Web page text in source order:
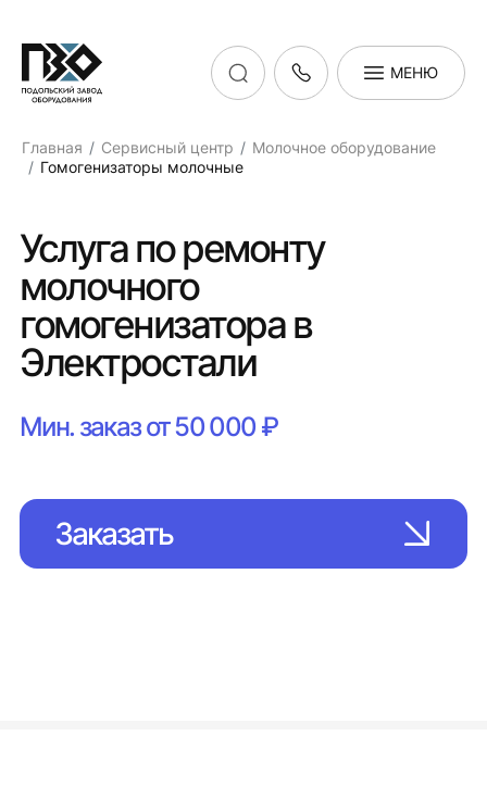
МЕНЮ
Главная Сервисный центр
Молочное оборудование
Гомогенизаторы молочные
Услуга по ремонту
молочного
гомогенизатора в
Электростали
Мин. заказ от 50 000 ₽
Заказать